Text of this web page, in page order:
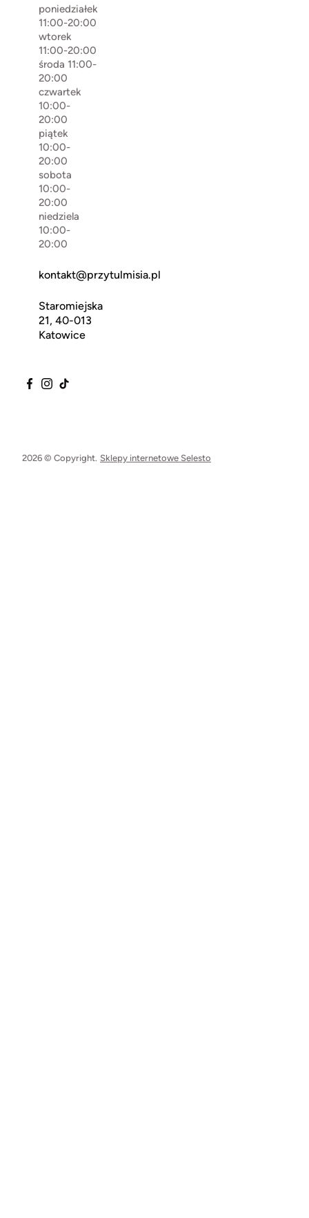
poniedziałek
11:00-20:00
wtorek
11:00-20:00
środa 11:00-
20:00
czwartek
10:00-
20:00
piątek
10:00-
20:00
sobota
10:00-
20:00
niedziela
10:00-
20:00
kontakt@przytulmisia.pl
Staromiejska
21, 40-013
Katowice
2026 © Copyright. Sklepy internetowe Selesto